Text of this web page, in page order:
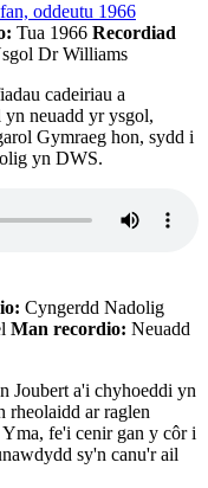
oddeutu 1966
Tua 1966 Recordiad
Dr Williams
cadeiriau a
neuadd yr ysgol,
Gymraeg hon, sydd i
yn DWS.
Cyngerdd Nadolig
Man recordio: Neuadd
Joubert a'i chyhoeddi yn
rheolaidd ar raglen
fe'i cenir gan y côr i
sy'n canu'r ail